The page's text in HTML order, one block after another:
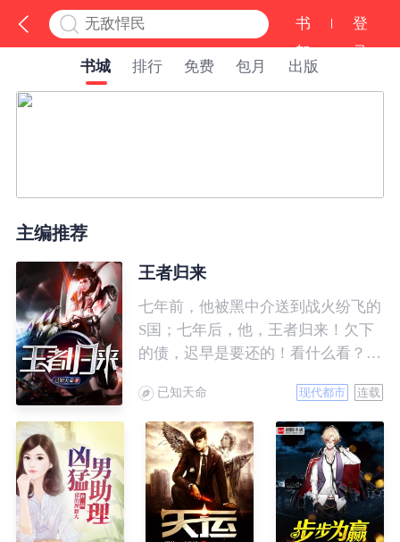
书
架
登
录
书城
排行 免费 包月 出版
主编推荐
王者归来
七年前，他被黑中介送到战火纷飞的
S国；七年后，他，王者归来！欠下
的债，迟早是要还的！看什么看？说
已知天命 现代都市 连载